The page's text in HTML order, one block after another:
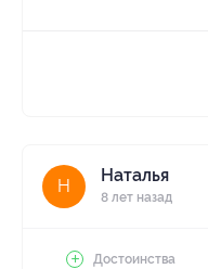
Н
Наталья
8 лет назад
Достоинства